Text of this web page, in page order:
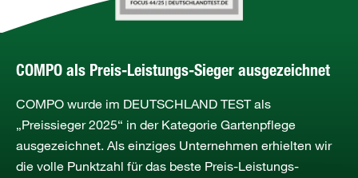
COMPO als Preis-Leistungs-Sieger ausgezeichnet
COMPO wurde im DEUTSCHLAND TEST als
„Preissieger 2025“ in der Kategorie Gartenpflege
ausgezeichnet. Als einziges Unternehmen erhielten wir
die volle Punktzahl für das beste Preis-Leistungs-